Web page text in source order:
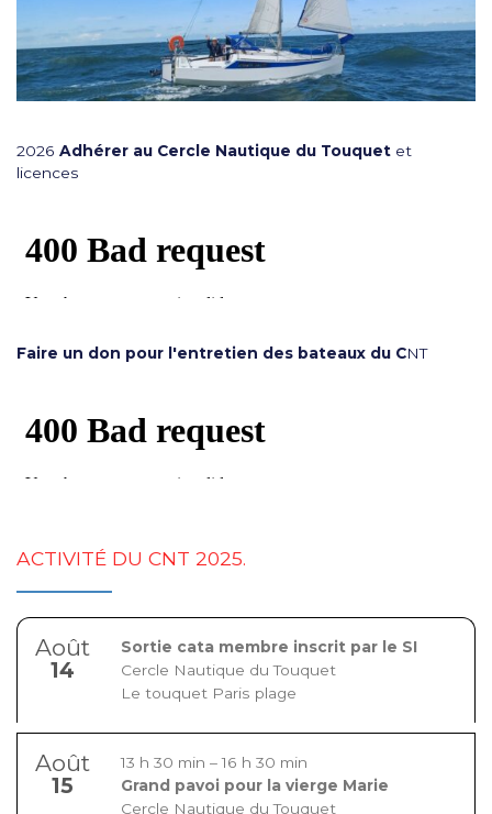
2026 Adhérer au Cercle Nautique du Touquet et
licences
Faire un don pour l'entretien des bateaux du CNT
ACTIVITÉ DU CNT 2025.
Août
14
Sortie cata membre inscrit par le SI
Cercle Nautique du Touquet
Le touquet Paris plage
Août
15
13 h 30 min – 16 h 30 min
Grand pavoi pour la vierge Marie
Cercle Nautique du Touquet